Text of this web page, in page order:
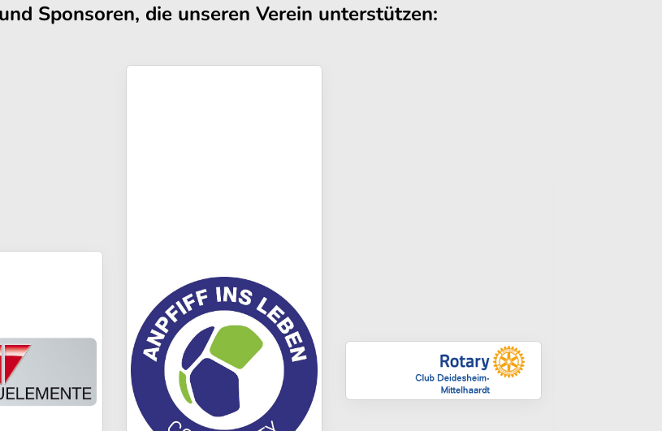
Sponsoren, die unseren Verein unterstützen: